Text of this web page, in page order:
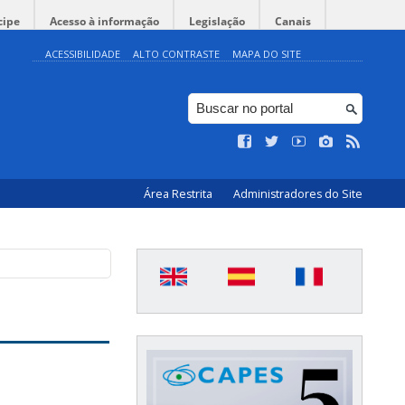
Acesso à informação Legislação Canais
ACESSIBILIDADE ALTO CONTRASTE MAPA DO SITE
Área Restrita Administradores do Site